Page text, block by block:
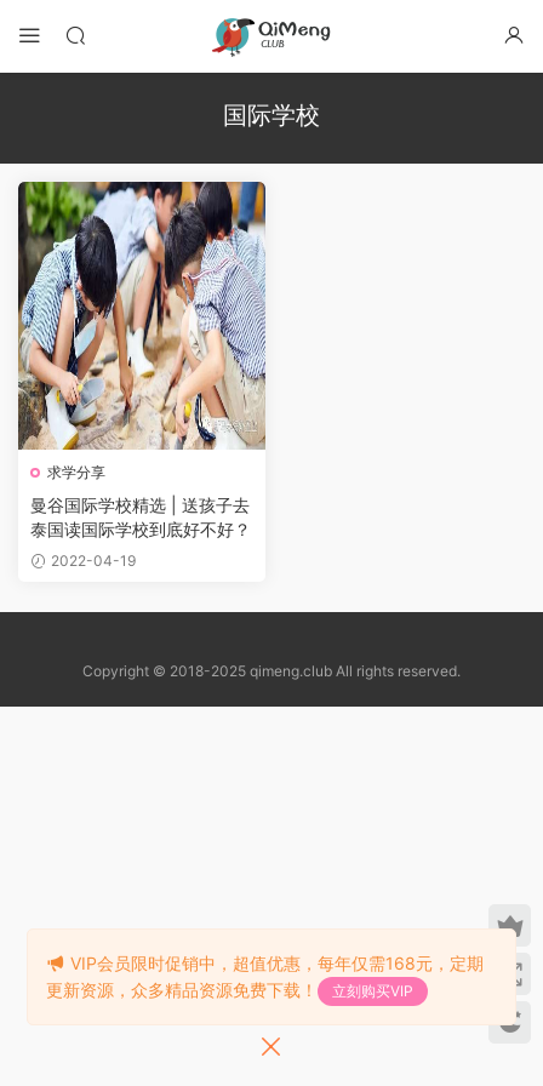
国际学校
求学分享
曼谷国际学校精选 | 送孩子去
泰国读国际学校到底好不好？
2022-04-19
Copyright © 2018-2025 qimeng.club All rights reserved.
VIP会员限时促销中，超值优惠，每年仅需168元，定期
更新资源，众多精品资源免费下载！
立刻购买VIP